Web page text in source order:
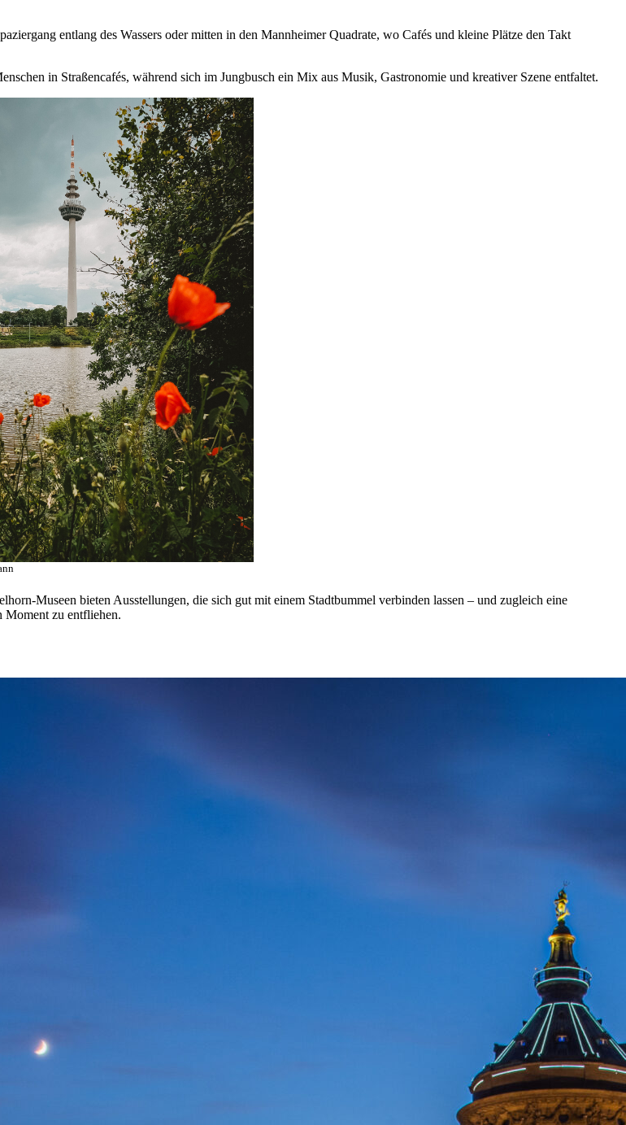
entlang des Wassers oder mitten in den Mannheimer Quadrate, wo Cafés und kleine Plätze den Takt
in Straßencafés, während sich im Jungbusch ein Mix aus Musik, Gastronomie und kreativer Szene entfaltet.
Museen bieten Ausstellungen, die sich gut mit einem Stadtbummel verbinden lassen – und zugleich eine
Moment zu entfliehen.